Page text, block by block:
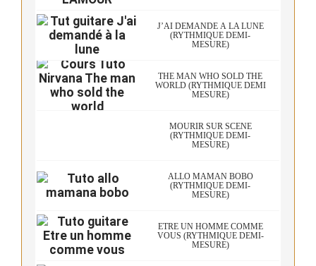
J’AI DEMANDÉ À LA LUNE
(RYTHMIQUE DEMI-
MESURE)
THE MAN WHO SOLD THE
WORLD (RYTHMIQUE DEMI
MESURE)
MOURIR SUR SCÈNE
(RYTHMIQUE DEMI-
MESURE)
ALLO MAMAN BOBO
(RYTHMIQUE DEMI-
MESURE)
ETRE UN HOMME COMME
VOUS (RYTHMIQUE DEMI-
MESURE)